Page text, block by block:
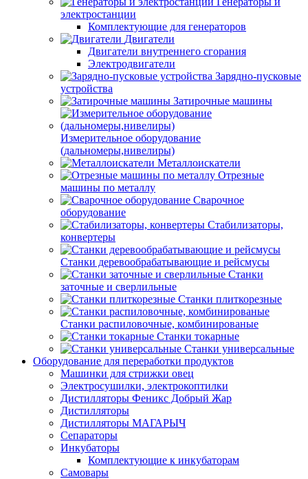
электростанции
Комплектующие для генераторов
Двигатели
Двигатели внутреннего сгорания
Электродвигатели
Зарядно-пусковые
устройства
Затирочные машины
Измерительное оборудование
(дальномеры,нивелиры)
Металлоискатели
Отрезные
машины по металлу
Сварочное
оборудование
Стабилизаторы,
конвертеры
Станки деревообрабатывающие и рейсмусы
Станки
заточные и сверлильные
Станки плиткорезные
Станки распиловочные, комбинированые
Станки токарные
Станки универсальные
Оборудование для переработки продуктов
Машинки для стрижки овец
Электросушилки, электрокоптилки
Дистилляторы Феникс Добрый Жар
Дистилляторы
Дистилляторы МАГАРЫЧ
Сепараторы
Инкубаторы
Комплектующие к инкубаторам
Самовары